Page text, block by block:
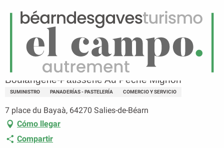
Menú
Página principal Boulangerie-Pâtisserie Au Pêché Mignon
Boulangerie-Pâtisserie Au Pêché Mignon
SUMINISTRO PANADERÍAS - PASTELERÍA COMERCIO Y SERVICIO
7 place du Bayaà, 64270 Salies-de-Béarn
Cómo llegar
Compartir